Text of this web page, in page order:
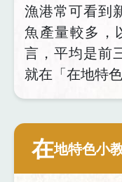
漁港常可看到
魚產量較多，
言，平均是前
就在「在地特
在地特色小